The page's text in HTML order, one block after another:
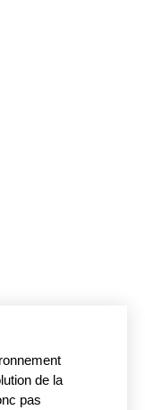
de la
pas